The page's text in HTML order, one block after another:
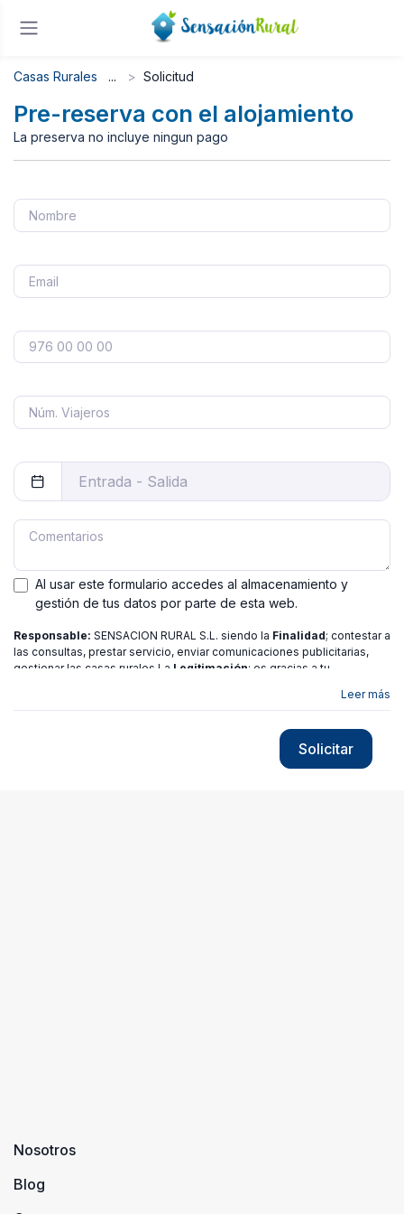
Casas Rurales Solicitud
Pre-reserva con el alojamiento
La preserva no incluye ningun pago
Al usar este formulario accedes al almacenamiento y
gestión de tus datos por parte de esta web.
Responsable: SENSACION RURAL S.L. siendo la Finalidad; contestar a
las consultas, prestar servicio, enviar comunicaciones publicitarias,
gestionar las casas rurales La Legitimación; es gracias a tu
de Acceso,
política de privacidad
Leer más
Solicitar
Nosotros
Blog